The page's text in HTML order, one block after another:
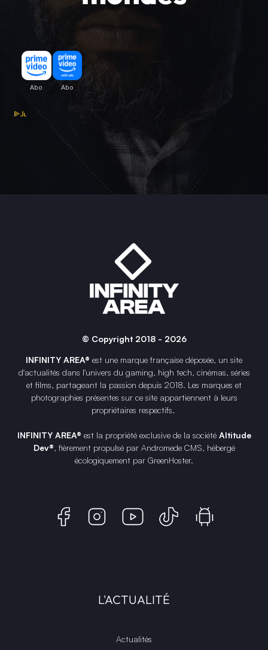
© Copyright 2018 - 2026
INFINITY AREA® est une marque française déposée, un site
d'actualités dans l'univers du gaming, high tech, cinémas, séries
et films, partageant la passion depuis 2018. Les marques et
photographies présentes sur ce site appartiennent à leurs
propriétaires respectifs.
INFINITY AREA® est la propriété exclusive de la société Altitude
Dev®, fièrement propulsé par Andromede CMS, hébergé
écologiquement par GreenHoster.
L'ACTUALITÉ
Actualités